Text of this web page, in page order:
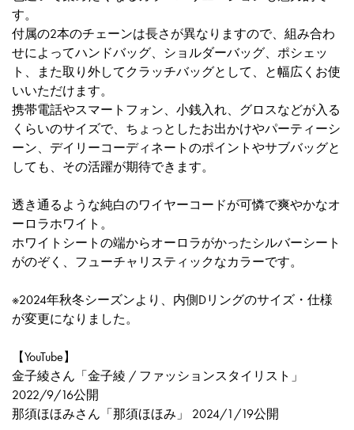
す。
付属の2本のチェーンは長さが異なりますので、組み合わ
せによってハンドバッグ、ショルダーバッグ、ポシェッ
ト、また取り外してクラッチバッグとして、と幅広くお使
いいただけます。
携帯電話やスマートフォン、小銭入れ、グロスなどが入る
くらいのサイズで、ちょっとしたお出かけやパーティーシ
ーン、デイリーコーディネートのポイントやサブバッグと
しても、その活躍が期待できます。
透き通るような純白のワイヤーコードが可憐で爽やかなオ
ーロラホワイト。
ホワイトシートの端からオーロラがかったシルバーシート
がのぞく、フューチャリスティックなカラーです。
※2024年秋冬シーズンより、内側Dリングのサイズ・仕様
が変更になりました。
【YouTube】
金子綾さん「金子綾 / ファッションスタイリスト」
2022/9/16公開
那須ほほみさん「那須ほほみ」 2024/1/19公開